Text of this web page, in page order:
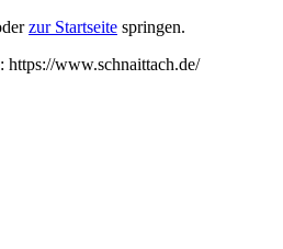
zur Startseite springen.
https://www.schnaittach.de/